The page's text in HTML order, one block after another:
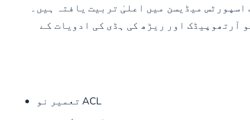
میڈیسن میں اعلیٰ تربیت یافتہ ہیں۔
آرتھوپیڈک اور ریڑھ کی ہڈی کی ادویات کے
ACL تعمیر نو